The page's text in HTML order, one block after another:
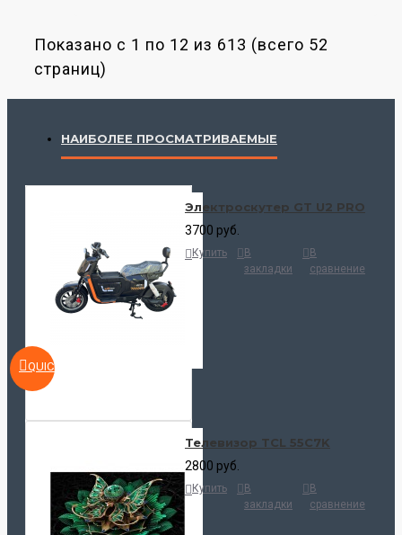
Показано с 1 по 12 из 613 (всего 52
страниц)
НАИБОЛЕЕ ПРОСМАТРИВАЕМЫЕ
QUICKVIEW
Электроскутер GT U2 PRO
3700 руб.
Купить
В
закладки
В
сравнение
Телевизор TCL 55C7K
2800 руб.
Купить
В
закладки
В
сравнение